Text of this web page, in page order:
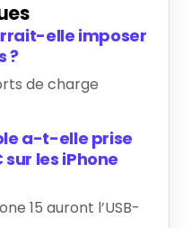
elle imposer
?
de charge
a-t-elle prise
sur les iPhone
15 auront l’USB-